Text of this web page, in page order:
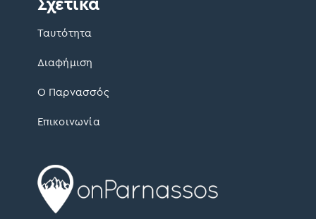
Ταυτότητα
Διαφήμιση
Ο Παρνασσός
Επικοινωνία